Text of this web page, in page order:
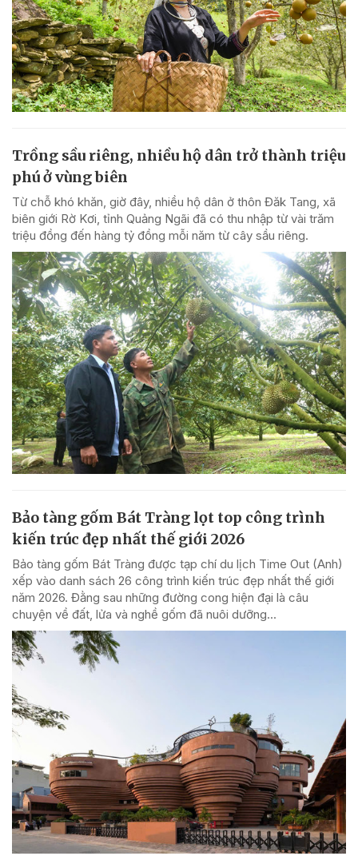
Trồng sầu riêng, nhiều hộ dân trở thành triệu
phú ở vùng biên
Từ chỗ khó khăn, giờ đây, nhiều hộ dân ở thôn Đăk Tang, xã
biên giới Rờ Kơi, tỉnh Quảng Ngãi đã có thu nhập từ vài trăm
triệu đồng đến hàng tỷ đồng mỗi năm từ cây sầu riêng.
Bảo tàng gốm Bát Tràng lọt top công trình
kiến trúc đẹp nhất thế giới 2026
Bảo tàng gốm Bát Tràng được tạp chí du lịch Time Out (Anh)
xếp vào danh sách 26 công trình kiến trúc đẹp nhất thế giới
năm 2026. Đằng sau những đường cong hiện đại là câu
chuyện về đất, lửa và nghề gốm đã nuôi dưỡng...